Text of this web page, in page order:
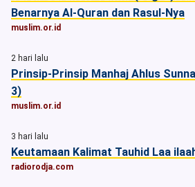
Benarnya Al-Quran dan Rasul-Nya
muslim.or.id
2 hari lalu
Prinsip-Prinsip Manhaj Ahlus
3)
muslim.or.id
3 hari lalu
Keutamaan Kalimat Tauhid Laa
radiorodja.com